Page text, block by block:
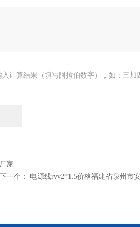
入计算结果（填写阿拉伯数字），如：三加
家
下一个：
电源线rvv2*1.5价格福建省泉州市